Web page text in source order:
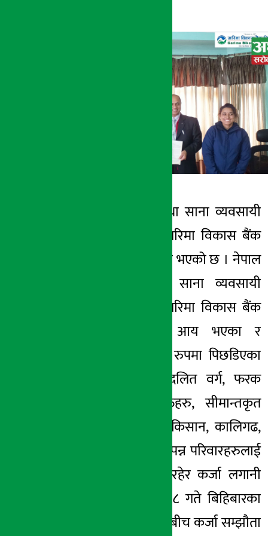
काठमाडौं । युवा तथा साना व्यवसायी
स्वरोजगार कोष र गरिमा विकास बैंक
लिमिटेडबीच सम्झौता भएको छ । नेपाल
सरकार युवा तथा साना व्यवसायी
स्वरोजगार कोष र गरिमा विकास बैंक
लिमिटेडबीच न्यून आय भएका र
खासगरी सामाजिक रुपमा पिछडिएका
महिला, जनजाति, दलित वर्ग, फरक
ढंगले सक्षम व्यक्तिहरु, सीमान्तकृत
समुदाय तथा साना किसान, कालिगढ,
मजदूर र भुमिहीन विपन्न परिवारहरुलाई
विपन्न वर्ग अन्तर्गत रहेर कर्जा लगानी
गर्नको लागि मंसिर ८ गते बिहिबारका
दिन एक कार्यक्रमकाबीच कर्जा सम्झौता